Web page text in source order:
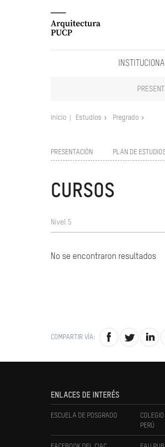
Inicio Estudios Pregrado
PRESENTACIÓN PLAN DE
CURSOS
Nivel 5
No se encontraron resultados
COMPARTIR VÍA:
ENLACES DE INTERÉS
ESCUELA DE POSGRADO
PERÚ